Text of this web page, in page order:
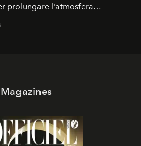
prolungare l'atmosfera
Magazines